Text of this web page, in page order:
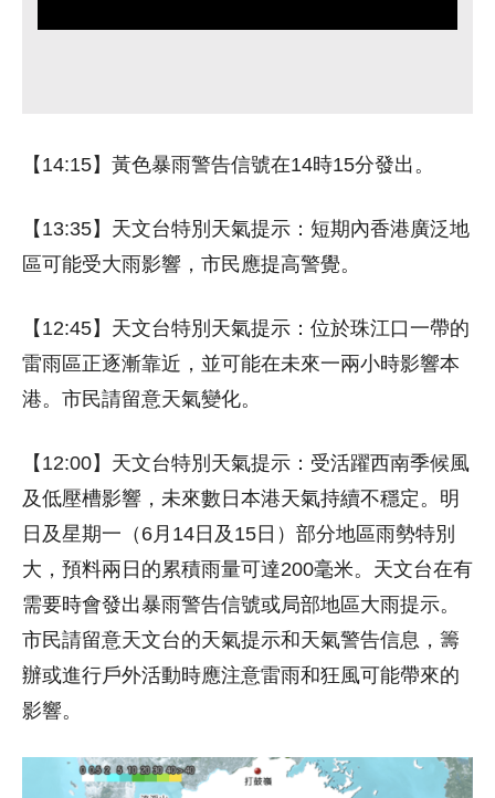
【14:15】黃色暴雨警告信號在14時15分發出。
【13:35】天文台特別天氣提示：短期內香港廣泛地
區可能受大雨影響，市民應提高警覺。
【12:45】天文台特別天氣提示：位於珠江口一帶的
雷雨區正逐漸靠近，並可能在未來一兩小時影響本
港。市民請留意天氣變化。
【12:00】天文台特別天氣提示：受活躍西南季候風
及低壓槽影響，未來數日本港天氣持續不穩定。明
日及星期一（6月14日及15日）部分地區雨勢特別
大，預料兩日的累積雨量可達200毫米。天文台在有
需要時會發出暴雨警告信號或局部地區大雨提示。
市民請留意天文台的天氣提示和天氣警告信息，籌
辦或進行戶外活動時應注意雷雨和狂風可能帶來的
影響。